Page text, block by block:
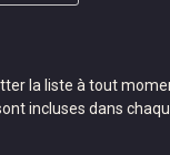
la liste à tout
incluses dans